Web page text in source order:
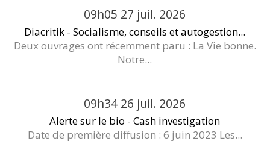
09h05 27 juil. 2026
Diacritik - Socialisme, conseils et autogestion...
Deux ouvrages ont récemment paru : La Vie bonne.
Notre...
09h34 26 juil. 2026
Alerte sur le bio - Cash investigation
Date de première diffusion : 6 juin 2023 Les...